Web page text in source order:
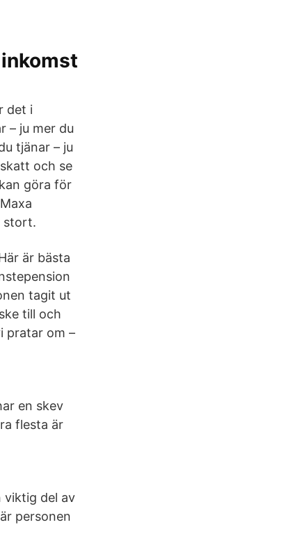
det i
– ju mer du
tjänar – ju
och se
göra för
stort.
är bästa
tagit ut
till och
pratar om –
en skev
flesta är
viktig del av
personen